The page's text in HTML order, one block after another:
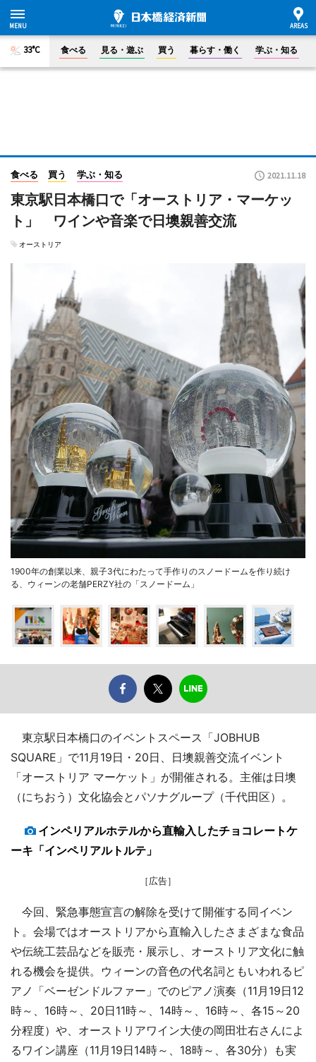
33°C 食べる 見る・遊ぶ 買う 暮らす・働く 学ぶ・知る
食べる 買う 学ぶ・知る 2021.11.18
東京駅日本橋口で「オーストリア・マーケッ
ト」 ワインや音楽で日墺親善交流
オーストリア
1900年の創業以来、親子3代にわたって手作りのスノードームを作り続け
る、ウィーンの老舗PERZY社の「スノードーム」
東京駅日本橋口のイベントスペース「JOBHUB
SQUARE」で11月19日・20日、日墺親善交流イベント
「オーストリア マーケット」が開催される。主催は日墺
（にちおう）文化協会とパソナグループ（千代田区）。
インペリアルホテルから直輸入したチョコレートケ
ーキ「インペリアルトルテ」
［広告］
今回、緊急事態宣言の解除を受けて開催する同イベン
ト。会場ではオーストリアから直輸入したさまざまな食品
や伝統工芸品などを販売・展示し、オーストリア文化に触
れる機会を提供。ウィーンの音色の代名詞ともいわれるピ
アノ「ベーゼンドルファー」でのピアノ演奏（11月19日12
時～、16時～、20日11時～、14時～、16時～、各15～20
分程度）や、オーストリアワイン大使の岡田壮右さんによ
るワイン講座（11月19日14時～、18時～、各30分）も実